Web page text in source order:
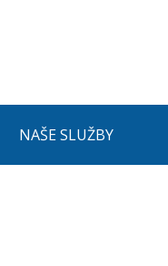
NAŠE SLUŽBY